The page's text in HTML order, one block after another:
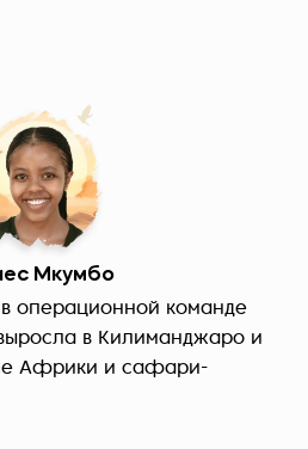
Мкумбо
операционной команде
в Килиманджаро и
Африки и сафари-